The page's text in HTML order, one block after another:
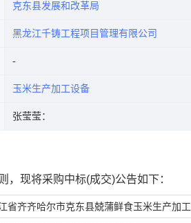
克东县发展和改革局
黑龙江千铸工程项目管理有限公司
玉米生产加工设备
张莹莹：
，现将采购中标(成交)公告如下：
省齐齐哈尔市克东县兢蒲鲜食玉米生产加